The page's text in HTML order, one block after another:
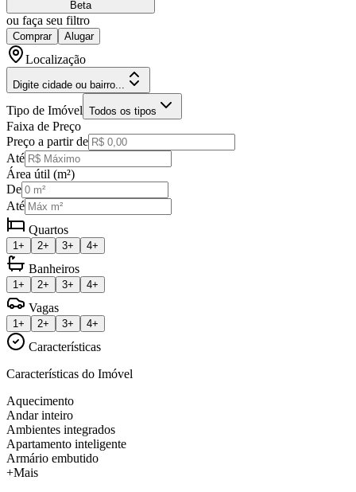
Beta
ou faça seu filtro
Comprar Alugar
Localização
Digite cidade ou bairro...
Tipo de Imóvel Todos os tipos
Faixa de Preço
Preço a partir de
Até
Área útil (m²)
De
Até
Quartos
1+ 2+ 3+ 4+
Banheiros
1+ 2+ 3+ 4+
Vagas
1+ 2+ 3+ 4+
Características
Características do Imóvel
Aquecimento
Andar inteiro
Ambientes integrados
Apartamento inteligente
Armário embutido
+Mais